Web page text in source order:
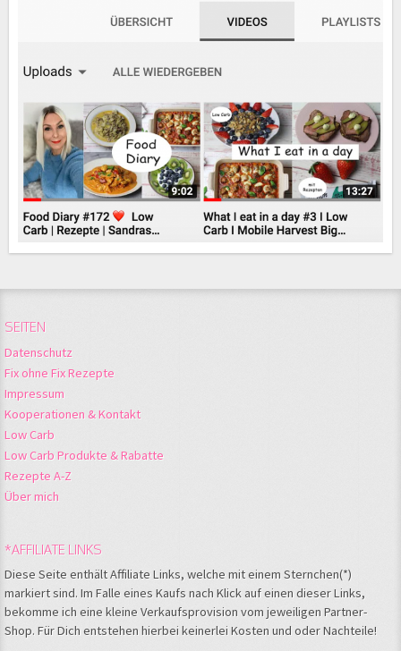
SEITEN
Datenschutz
Fix ohne Fix Rezepte
Impressum
Kooperationen & Kontakt
Low Carb
Low Carb Produkte & Rabatte
Rezepte A-Z
Über mich
*AFFILIATE LINKS
Diese Seite enthält Affiliate Links, welche mit einem Sternchen(*)
markiert sind. Im Falle eines Kaufs nach Klick auf einen dieser Links,
bekomme ich eine kleine Verkaufsprovision vom jeweiligen Partner-
Shop. Für Dich entstehen hierbei keinerlei Kosten und oder Nachteile!